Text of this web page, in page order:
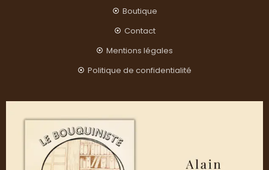
Boutique
Contact
Mentions légales
Politique de confidentialité